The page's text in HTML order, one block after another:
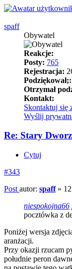
spaff
Obywatel
Reakcje:
Posty: 765
Rejestracja:
Podziękował;:
Otrzymał
Kontakt:
Skontaktuj się
Wyślij
Re: Stary
Cytuj
#343
Post autor: spaff»
niespokojna66
pocztówka z
Poniżej wersja
aranżacji.
Przy okazji rzucam
południe peron